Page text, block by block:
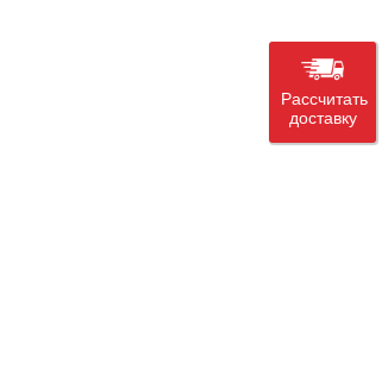
Рассчитать
доставку